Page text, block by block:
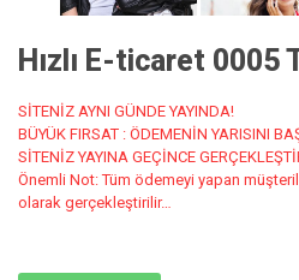
Hızlı E-ticaret 0005
SİTENİZ AYNI GÜNDE YAYINDA!
BÜYÜK FIRSAT : ÖDEMENİN YARISINI
SİTENİZ YAYINA GEÇİNCE
Önemli Not: Tüm ödemeyi yapan
olarak gerçekleştirilir…